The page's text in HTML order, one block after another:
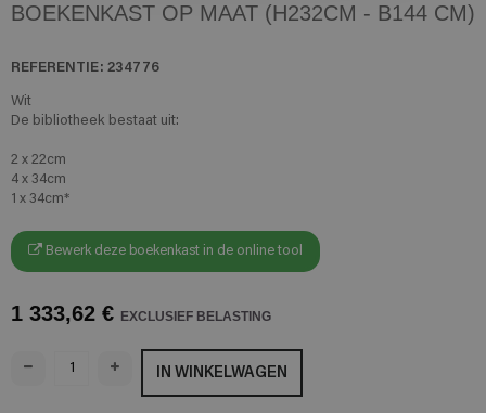
BOEKENKAST OP MAAT (H232CM - B144 CM)
REFERENTIE: 234776
Wit
De bibliotheek bestaat uit:
2 x 22cm
4 x 34cm
1 x 34cm*
Bewerk deze boekenkast in de online tool
1 333,62 € EXCLUSIEF BELASTING
IN WINKELWAGEN